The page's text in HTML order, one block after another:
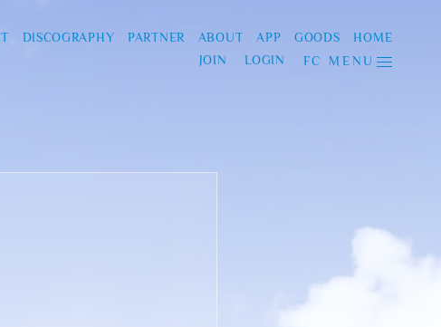
DISCOGRAPHY PARTNER ABOUT APP GOODS
HOME
JOIN
LOGIN FC MENU